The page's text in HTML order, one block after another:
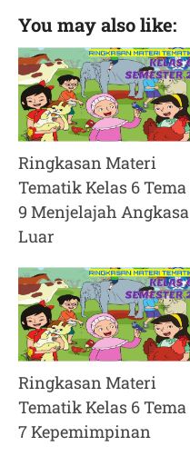
You may also like:
Ringkasan Materi
Tematik Kelas 6 Tema
9 Menjelajah Angkasa
Luar
Ringkasan Materi
Tematik Kelas 6 Tema
7 Kepemimpinan